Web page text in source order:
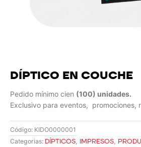
DÍPTICO EN COUCHE
Pedido mínimo cien (100) unidades.
Exclusivo para eventos, promociones,
Código: KIDO0000001
Categorias: DÍPTICOS, IMPRESOS,